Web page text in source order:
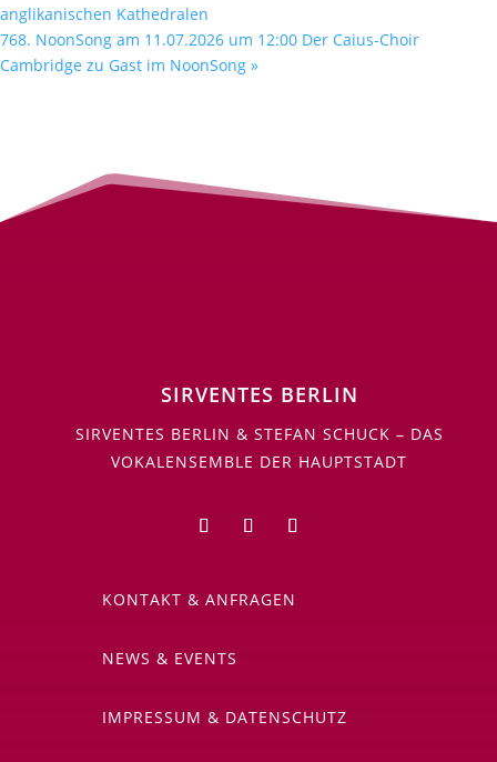
anglikanischen Kathedralen
768. NoonSong am 11.07.2026 um 12:00 Der Caius-Choir
Cambridge zu Gast im NoonSong »
SIRVENTES BERLIN
SIRVENTES BERLIN & STEFAN SCHUCK – DAS
VOKALENSEMBLE DER HAUPTSTADT
KONTAKT & ANFRAGEN
NEWS & EVENTS
IMPRESSUM & DATENSCHUTZ